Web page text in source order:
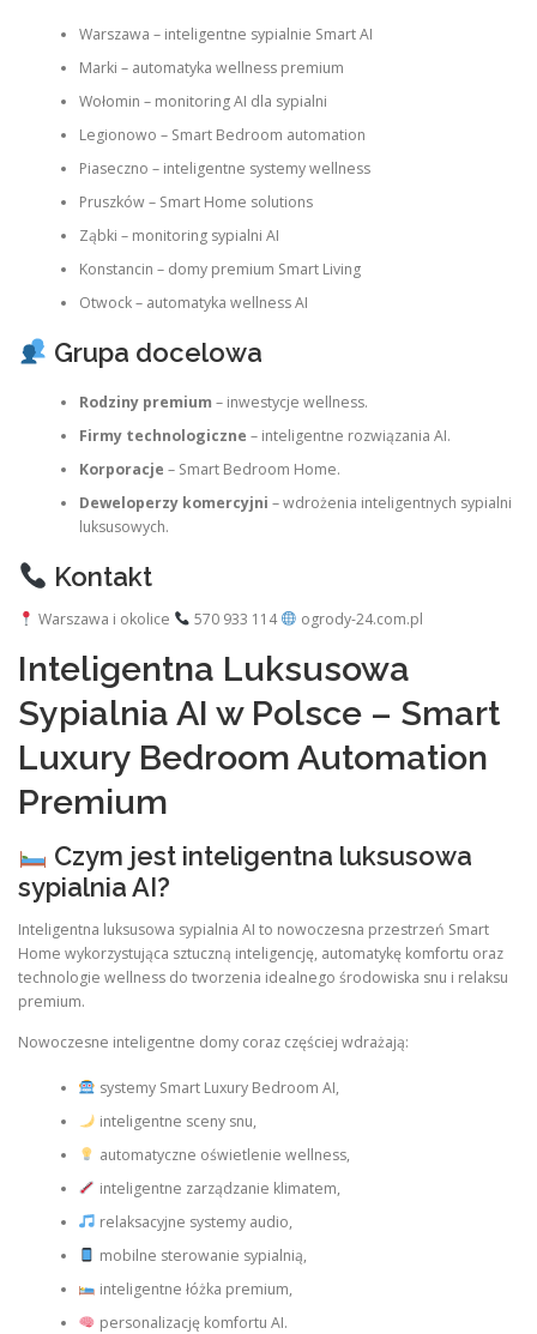
Warszawa – inteligentne sypialnie Smart AI
Marki – automatyka wellness premium
Wołomin – monitoring AI dla sypialni
Legionowo – Smart Bedroom automation
Piaseczno – inteligentne systemy wellness
Pruszków – Smart Home solutions
Ząbki – monitoring sypialni AI
Konstancin – domy premium Smart Living
Otwock – automatyka wellness AI
Grupa docelowa
Rodziny premium – inwestycje wellness.
Firmy technologiczne – inteligentne rozwiązania AI.
Korporacje – Smart Bedroom Home.
Deweloperzy komercyjni – wdrożenia inteligentnych sypialni
luksusowych.
Kontakt
Warszawa i okolice 570 933 114 ogrody-24.com.pl
Inteligentna Luksusowa
Sypialnia AI w Polsce – Smart
Luxury Bedroom Automation
Premium
Czym jest inteligentna luksusowa
sypialnia AI?
Inteligentna luksusowa sypialnia AI to nowoczesna przestrzeń Smart
Home wykorzystująca sztuczną inteligencję, automatykę komfortu oraz
technologie wellness do tworzenia idealnego środowiska snu i relaksu
premium.
Nowoczesne inteligentne domy coraz częściej wdrażają:
systemy Smart Luxury Bedroom AI,
inteligentne sceny snu,
automatyczne oświetlenie wellness,
inteligentne zarządzanie klimatem,
relaksacyjne systemy audio,
mobilne sterowanie sypialnią,
inteligentne łóżka premium,
personalizację komfortu AI.